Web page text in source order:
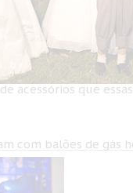
acessórios que
com balões de